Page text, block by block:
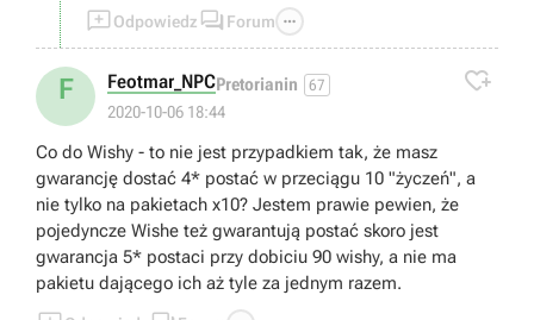
wady jak i zalety. Np. Barbara jest całkiem spoko
f2p postacią do dendro teamu :)
healowanie nie jest bezużyteczne, wręcz
przeciwnie.
Swoje już w tej grze przeżyłem i nie raz taka postać
byłą koniecznością.
Teamy robiące tylko DMG też działają ale
powiedział bym że to bardziej na end game, no
chyba że ktoś jest absolutnym no lifem i w dodatku
ma super szczęście do artefaktów oraz wishowania.
Obecnie najbardziej popularne jest używanie tarczy
Odpowiedz  Forum 
F Feotmar_NPCPretorianin 67
2020-10-06 18:44

Co do Wishy - to nie jest przypadkiem tak, że masz
gwarancję dostać 4* postać w przeciągu 10 "życzeń", a
nie tylko na pakietach x10? Jestem prawie pewien, że
pojedyncze Wishe też gwarantują postać skoro jest
gwarancja 5* postaci przy dobiciu 90 wishy, a nie ma
pakietu dającego ich aż tyle za jednym razem.